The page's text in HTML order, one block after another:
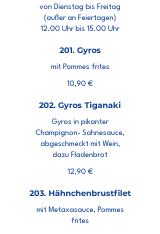
von Dienstag bis Freitag
(außer an Feiertagen)
12.00 Uhr bis 15.00 Uhr
201. Gyros
mit Pommes frites
10,90 €
202. Gyros Tiganaki
Gyros in pikanter
Champignon- Sahnesauce,
abgeschmeckt mit Wein,
dazu Fladenbrot
12,90 €
203. Hähnchenbrustfilet
mit Metaxasauce, Pommes
frites